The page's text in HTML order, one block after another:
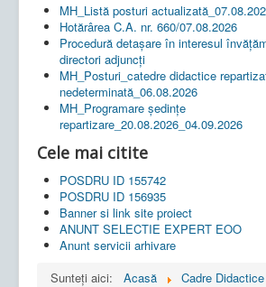
MH_Listă posturi
Hotărârea C.A. nr. 660/07.08.2026
Procedură detașare în interesul
directori adjuncți
MH_Posturi_catedre didactice
nedeterminată_06.08.2026
MH_Programare ședințe
repartizare_20.08.2026_04.09.2026
Cele mai citite
POSDRU ID 155742
POSDRU ID 156935
Banner si link site proiect
ANUNT SELECTIE EXPERT EOO
Anunt servicii arhivare
Sunteți aici:
Acasă Cadre Didactice